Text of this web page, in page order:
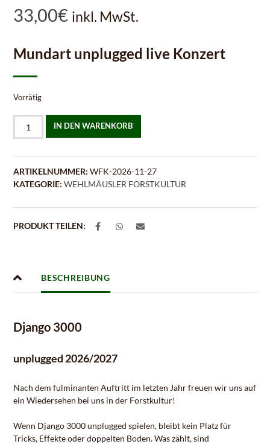
33,00€ inkl. MwSt.
Mundart unplugged live Konzert
Vorrätig
3000
Tour
2026/2027"
-
Menge
IN DEN WARENKORB
ARTIKELNUMMER: WFK-2026-11-27
KATEGORIE: WEHLMÄUSLER FORSTKULTUR
PRODUKT TEILEN:
BESCHREIBUNG
Django 3000
unplugged 2026/2027
Nach dem fulminanten Auftritt im letzten Jahr freuen wir uns auf
ein Wiedersehen bei uns in der Forstkultur!
Wenn Django 3000 unplugged spielen, bleibt kein Platz für
Tricks, Effekte oder doppelten Boden. Was zählt, sind